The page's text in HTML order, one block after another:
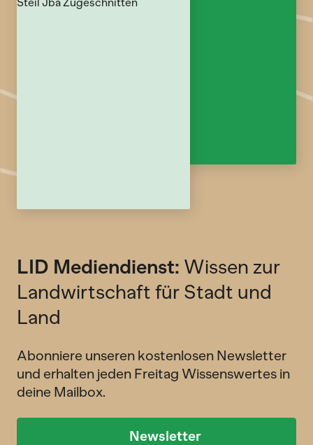
LID Mediendienst: Wissen zur
Landwirtschaft für Stadt und
Land
Abonniere unseren kostenlosen Newsletter
und erhalten jeden Freitag Wissenswertes in
deine Mailbox.
Newsletter